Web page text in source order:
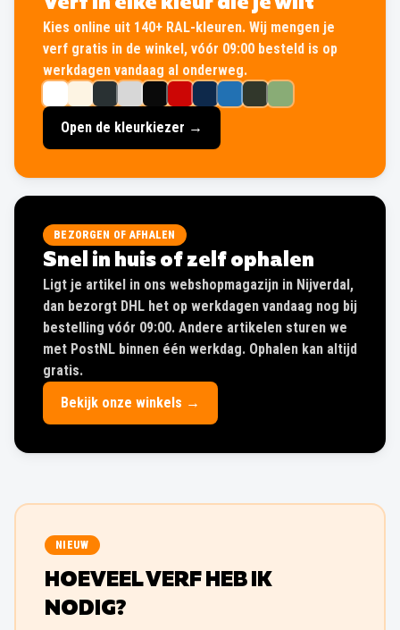
Kies online uit 140+ RAL-kleuren. Wij mengen je
verf gratis in de winkel, vóór 09:00 besteld is op
werkdagen vandaag al onderweg.
Open de kleurkiezer →
BEZORGEN OF AFHALEN
Snel in huis of zelf ophalen
Ligt je artikel in ons webshopmagazijn in Nijverdal,
dan bezorgt DHL het op werkdagen vandaag nog bij
bestelling vóór 09:00. Andere artikelen sturen we
met PostNL binnen één werkdag. Ophalen kan altijd
gratis.
Bekijk onze winkels →
NIEUW
HOEVEEL VERF HEB IK
NODIG?